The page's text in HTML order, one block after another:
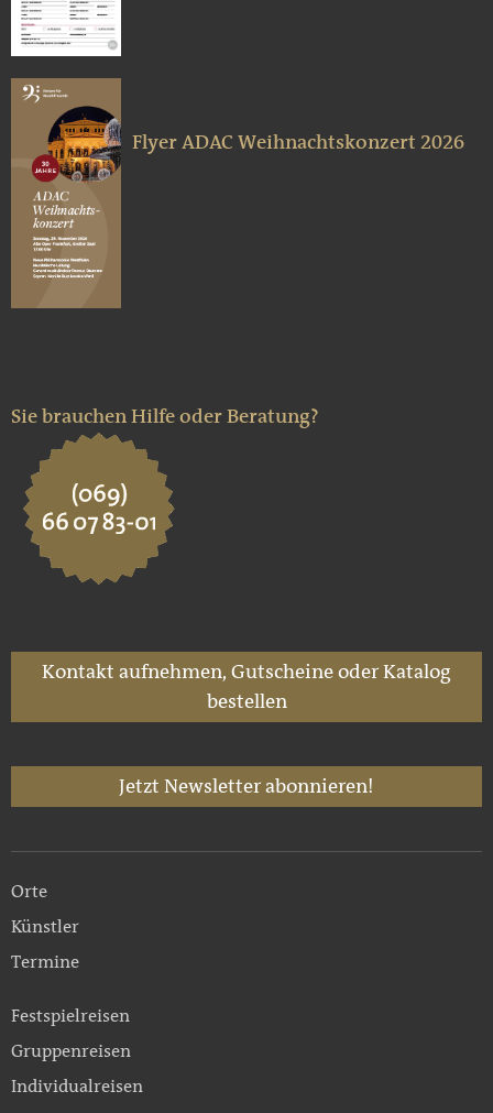
Flyer ADAC Weihnachtskonzert 2026
Sie brauchen Hilfe oder Beratung?
Kontakt aufnehmen, Gutscheine oder Katalog
bestellen
Jetzt Newsletter abonnieren!
Orte
Künstler
Termine
Festspielreisen
Gruppenreisen
Individualreisen